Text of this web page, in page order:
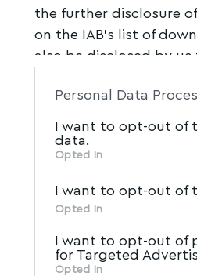
the further disclosure
on the IAB’s list of
also be disclosed by
parties.
Personal Data
I want to opt-out of
data.
Opted In
I want to opt-out of
Opted In
I want to opt-out of
for Targeted
Opted In